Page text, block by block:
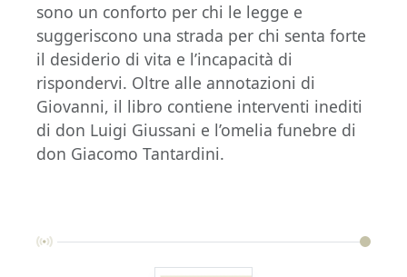
sono un conforto per chi le legge e
suggeriscono una strada per chi senta forte
il desiderio di vita e l’incapacità di
rispondervi. Oltre alle annotazioni di
Giovanni, il libro contiene interventi inediti
di don Luigi Giussani e l’omelia funebre di
don Giacomo Tantardini.